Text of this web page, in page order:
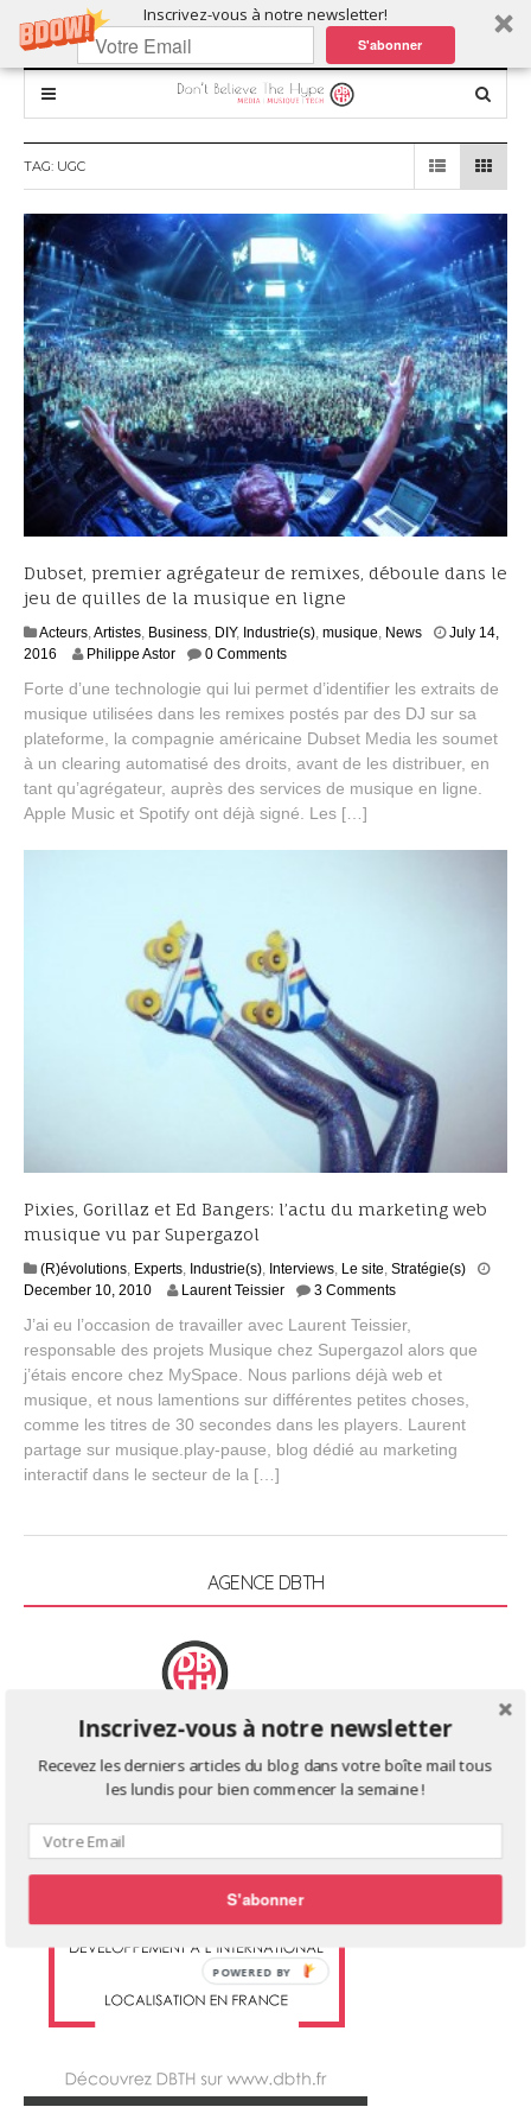
Inscrivez-vous à notre newsletter!
S'abonner
TAG: UGC
Dubset, premier agrégateur de remixes, déboule dans le
jeu de quilles de la musique en ligne
Acteurs,Artistes, Business, DIY, Industrie(s), musique, News
July 14,
2016
l
y
2
0
2
0
Philippe Astor 0 Comments
Forte d’une technologie qui lui permet d’identifier les extraits de
musique utilisées dans les remixes postés par des DJ sur sa
plateforme, la compagnie américaine Dubset Media les soumet
à un clearing automatisé des droits, avant de les distribuer, en
tant qu’agrégateur, auprès des services de musique en ligne.
Apple Music et Spotify ont déjà signé. Les […]
Pixies, Gorillaz et Ed Bangers: l’actu du marketing web
musique vu par Supergazol
(R)évolutions, Experts, Industrie(s), Interviews, Le site, Stratégie(s)
December 10, 2010S
p
e
m
b
r
2
Laurent Teissier 3 Comments
J’ai eu l’occasion de travailler avec Laurent Teissier,
responsable des projets Musique chez Supergazol alors que
j’étais encore chez MySpace. Nous parlions déjà web et
musique, et nous lamentions sur différentes petites choses,
comme les titres de 30 secondes dans les players. Laurent
partage sur musique.play-pause, blog dédié au marketing
interactif dans le secteur de la […]
AGENCE DBTH
Inscrivez-vous à notre newsletter
Recevez les derniers articles du blog dans votre boîte mail tous
les lundis pour bien commencer la semaine !
S'abonner
POWERED BY